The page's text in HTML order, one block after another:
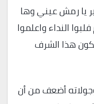
يا رمش عيني وها
النداء واعلموا
هذا الشرف
أضعف من أن